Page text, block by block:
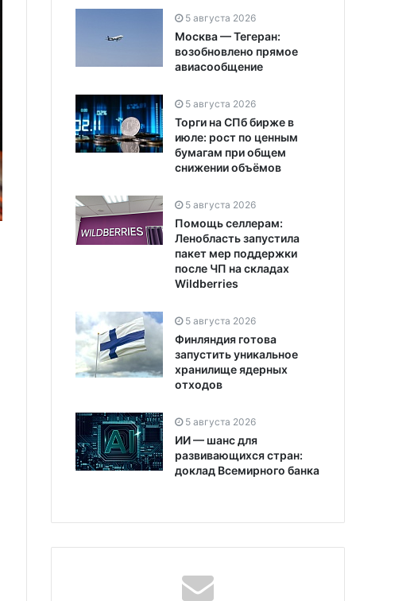
5 августа 2026
Москва — Тегеран:
возобновлено прямое
авиасообщение
5 августа 2026
Торги на СПб бирже в
июле: рост по ценным
бумагам при общем
снижении объёмов
5 августа 2026
Помощь селлерам:
Ленобласть запустила
пакет мер поддержки
после ЧП на складах
Wildberries
5 августа 2026
Финляндия готова
запустить уникальное
хранилище ядерных
отходов
5 августа 2026
ИИ — шанс для
развивающихся стран:
доклад Всемирного банка